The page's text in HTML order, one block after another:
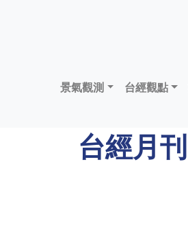
景氣觀測 台經觀點
台經月刊